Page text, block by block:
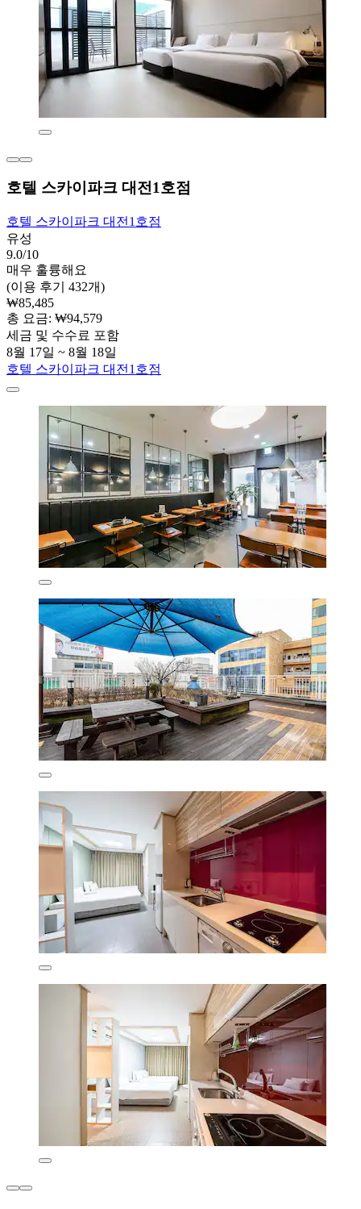
호텔 스카이파크 대전1호점
호텔 스카이파크 대전1호점
유성
9.0/10
매우 훌륭해요
(이용 후기 432개)
₩85,485
총 요금: ₩94,579
세금 및 수수료 포함
8월 17일 ~ 8월 18일
호텔 스카이파크 대전1호점